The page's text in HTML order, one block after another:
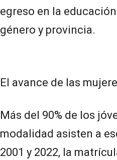
egreso en la
género y provincia.
El avance de las
Más del 90% de los
modalidad asisten a
2001 y 2022, la